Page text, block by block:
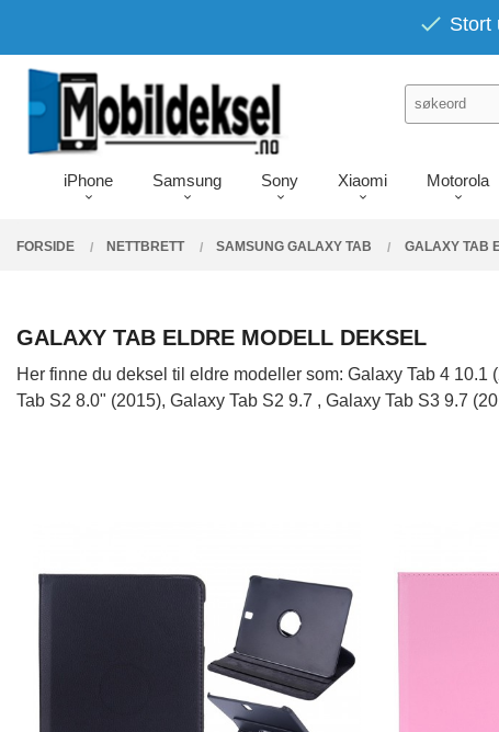
innholdet
Stort
iPhone Samsung Sony Xiaomi Motorola
FORSIDE NETTBRETT SAMSUNG GALAXY TAB GALAXY TAB
GALAXY TAB ELDRE MODELL DEKSEL
Her finne du deksel til eldre modeller som: Galaxy Tab 4 10.1
Tab S2 8.0" (2015), Galaxy Tab S2 9.7 , Galaxy Tab S3 9.7